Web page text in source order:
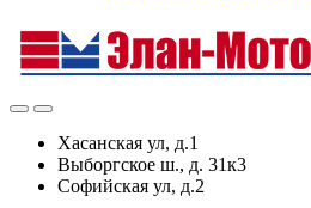
Хасанская ул, д.1
Выборгское ш., д. 31к3
Софийская ул, д.2